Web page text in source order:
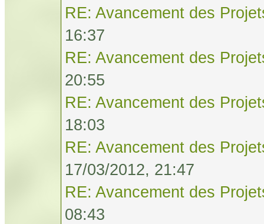
RE: Avancement des
16:37
RE: Avancement des
20:55
RE: Avancement des
18:03
RE: Avancement des
17/03/2012, 21:47
RE: Avancement des
08:43